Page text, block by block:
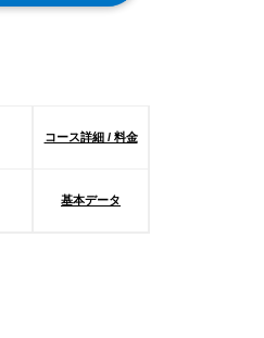
コース詳細 / 料金
基本データ